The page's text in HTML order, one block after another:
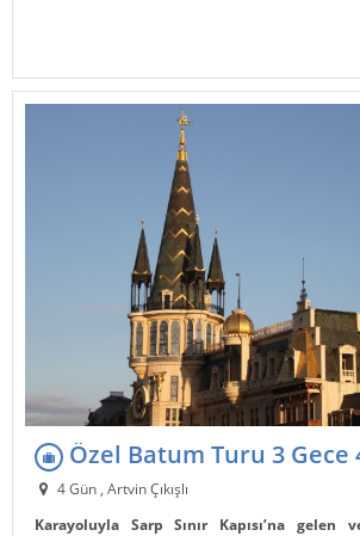
Özel Batum Turu 3 Gece
4 Gün , Artvin Çıkışlı
Karayoluyla Sarp Sınır Kapısı’na gelen